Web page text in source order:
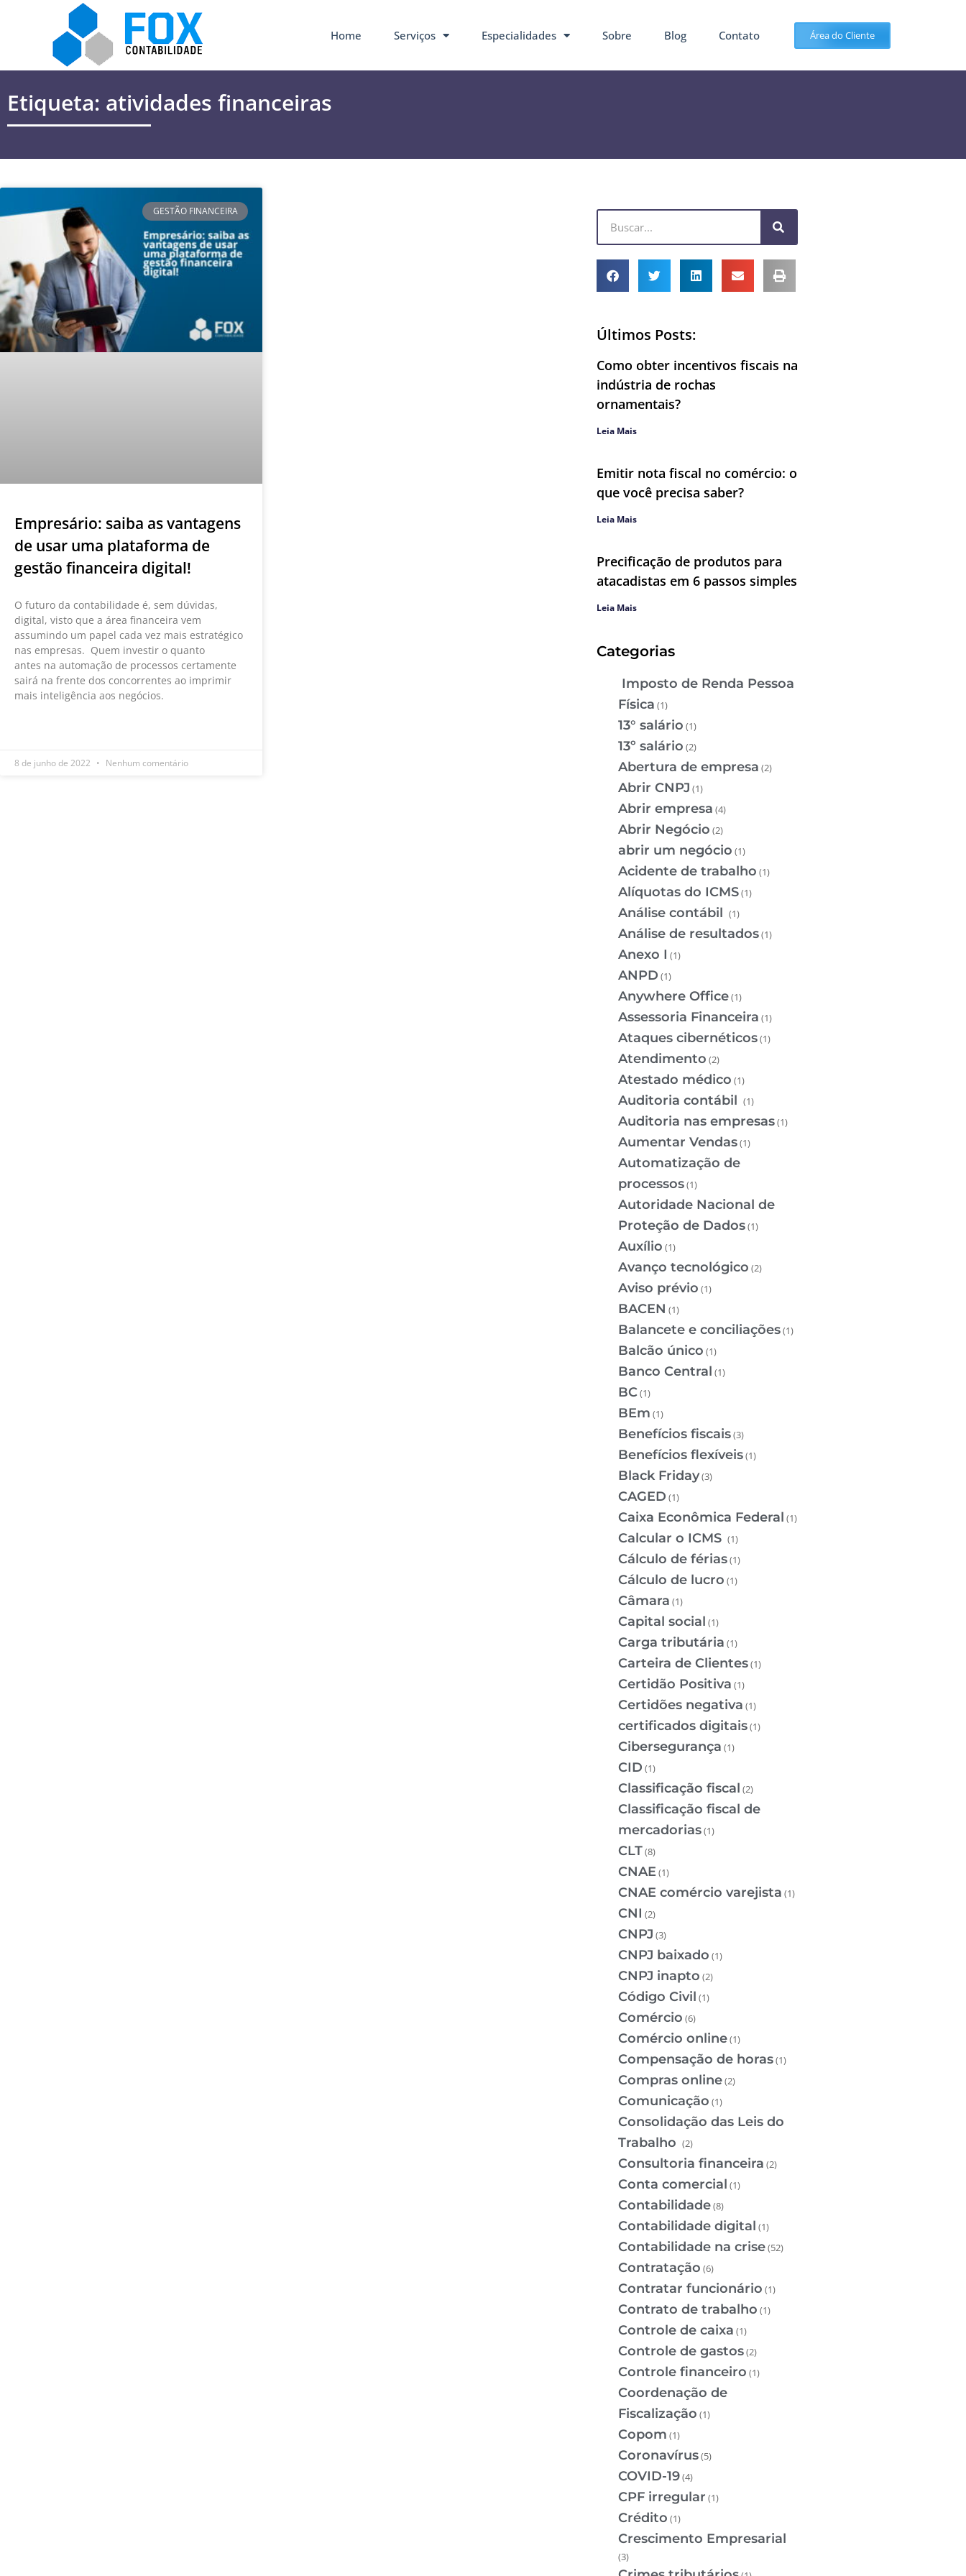
Home Serviços Especialidades Sobre Blog Contato Área do Cliente
Etiqueta: atividades financeiras
GESTÃO FINANCEIRA
Empresário: saiba as vantagens
de usar uma plataforma de
gestão financeira digital!
O futuro da contabilidade é, sem dúvidas,
digital, visto que a área financeira vem
assumindo um papel cada vez mais estratégico
nas empresas. Quem investir o quanto
antes na automação de processos certamente
sairá na frente dos concorrentes ao imprimir
mais inteligência aos negócios.
8 de junho de 2022 Nenhum comentário
Últimos Posts:
Como obter incentivos fiscais na
indústria de rochas
ornamentais?
Leia Mais
Emitir nota fiscal no comércio: o
que você precisa saber?
Leia Mais
Precificação de produtos para
atacadistas em 6 passos simples
Leia Mais
Categorias
Imposto de Renda Pessoa
Física (1)
13° salário (1)
13º salário (2)
Abertura de empresa (2)
Abrir CNPJ (1)
Abrir empresa (4)
Abrir Negócio (2)
abrir um negócio (1)
Acidente de trabalho (1)
Alíquotas do ICMS(1)
Análise contábil (1)
Análise de resultados(1)
Anexo I (1)
ANPD (1)
Anywhere Office(1)
Assessoria Financeira (1)
Ataques cibernéticos(1)
Atendimento (2)
Atestado médico (1)
Auditoria contábil (1)
Auditoria nas empresas(1)
Aumentar Vendas(1)
Automatização de
processos(1)
Autoridade Nacional de
Proteção de Dados(1)
Auxílio (1)
Avanço tecnológico (2)
Aviso prévio (1)
BACEN (1)
Balancete e conciliações(1)
Balcão único (1)
Banco Central (1)
BC(1)
BEm (1)
Benefícios fiscais(3)
Benefícios flexíveis(1)
Black Friday(3)
CAGED (1)
Caixa Econômica Federal (1)
Calcular o ICMS (1)
Cálculo de férias(1)
Cálculo de lucro (1)
Câmara (1)
Capital social (1)
Carga tributária (1)
Carteira de Clientes(1)
Certidão Positiva (1)
Certidões negativa (1)
certificados digitais(1)
Cibersegurança (1)
CID (1)
Classificação fiscal (2)
Classificação fiscal de
mercadorias(1)
CLT(8)
CNAE(1)
CNAE comércio varejista (1)
CNI (2)
CNPJ (3)
CNPJ baixado (1)
CNPJ inapto (2)
Código Civil (1)
Comércio (6)
Comércio online(1)
Compensação de horas(1)
Compras online(2)
Comunicação (1)
Consolidação das Leis do
Trabalho (2)
Consultoria financeira (2)
Conta comercial (1)
Contabilidade(8)
Contabilidade digital (1)
Contabilidade na crise(52)
Contratação (6)
Contratar funcionário (1)
Contrato de trabalho (1)
Controle de caixa (1)
Controle de gastos(2)
Controle financeiro (1)
Coordenação de
Fiscalização (1)
Copom (1)
Coronavírus(5)
COVID-19(4)
CPF irregular (1)
Crédito (1)
Crescimento Empresarial
(3)